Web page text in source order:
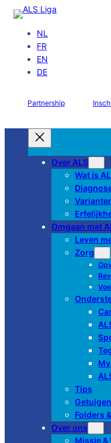
NL
FR
EN
DE
Partnership
Over ALS
Wat is
Omgaan met
Leven
Zorg
Tips
Folders
Over ons
Missie &